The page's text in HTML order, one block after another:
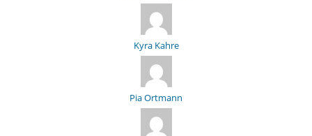
Kyra Kahre
Pia Ortmann